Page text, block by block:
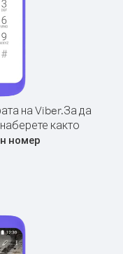
на Viber.За да
както
номер